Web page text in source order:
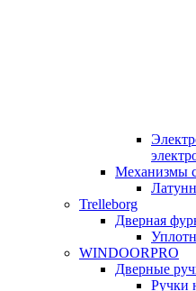
Механизмы
Trelleborg
Дверная
WINDOORPRO
Дверные
Ручки